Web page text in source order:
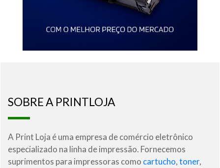
SOBRE A PRINTLOJA
A Print Loja é uma empresa de comércio eletrônico
especializado na linha de impressão. Fornecemos
suprimentos para impressoras como cartucho,toner,